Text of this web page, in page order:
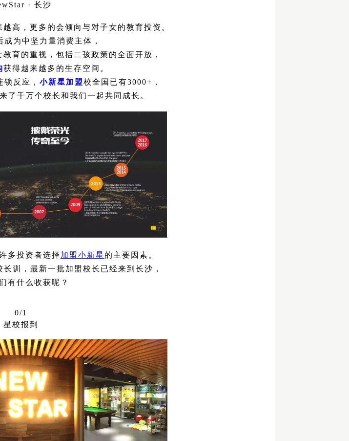
· 长沙
高，更多的会倾向与对子女的教育投资。
成为中坚力量消费主体，
育的重视，包括二孩政策的全面开放，
获得越来越多的生存空间。
锁反应， 小新星加盟校全国已有3000+，
了千万个校长和我们一起共同成长。
多投资者选择 加盟小新星 的主要因素。
训，最新一批加盟校长已经来到长沙，
有什么收获呢？
0/1
星校报到